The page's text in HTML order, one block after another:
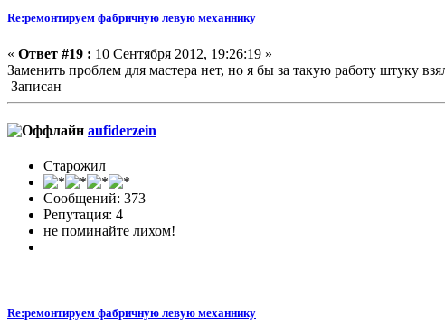
Re:ремонтируем фабричную левую механнику
« Ответ #19 : 10 Сентября 2012, 19:26:19 »
Заменить проблем для мастера нет, но я бы за такую работу штуку
Записан
aufiderzein
Старожил
Сообщений: 373
Репутация: 4
не поминайте лихом!
Re:ремонтируем фабричную левую механнику